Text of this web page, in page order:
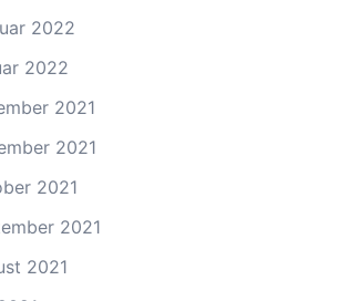
2022
2022
2021
2021
2021
2021
2021